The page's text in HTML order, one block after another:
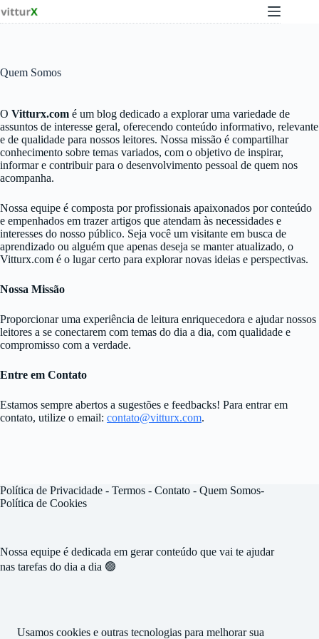
Pular
para
Quem Somos
O Vitturx.com é um blog dedicado a explorar uma variedade de
assuntos de interesse geral, oferecendo conteúdo informativo, relevante
e de qualidade para nossos leitores. Nossa missão é compartilhar
conhecimento sobre temas variados, com o objetivo de inspirar,
informar e contribuir para o desenvolvimento pessoal de quem nos
acompanha.
Nossa equipe é composta por profissionais apaixonados por conteúdo
e empenhados em trazer artigos que atendam às necessidades e
interesses do nosso público. Seja você um visitante em busca de
aprendizado ou alguém que apenas deseja se manter atualizado, o
Vitturx.com é o lugar certo para explorar novas ideias e perspectivas.
Nossa Missão
Proporcionar uma experiência de leitura enriquecedora e ajudar nossos
leitores a se conectarem com temas do dia a dia, com qualidade e
compromisso com a verdade.
Entre em Contato
Estamos sempre abertos a sugestões e feedbacks! Para entrar em
contato, utilize o email: contato@vitturx.com.
Política de Privacidade - Termos - Contato - Quem Somos-
Política de Cookies
Nossa equipe é dedicada em gerar conteúdo que vai te ajudar
nas tarefas do dia a dia 🟢
Usamos cookies e outras tecnologias para melhorar sua